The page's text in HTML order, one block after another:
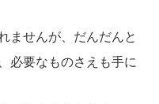
ませんが、だんだんと
必要なものさえも手に